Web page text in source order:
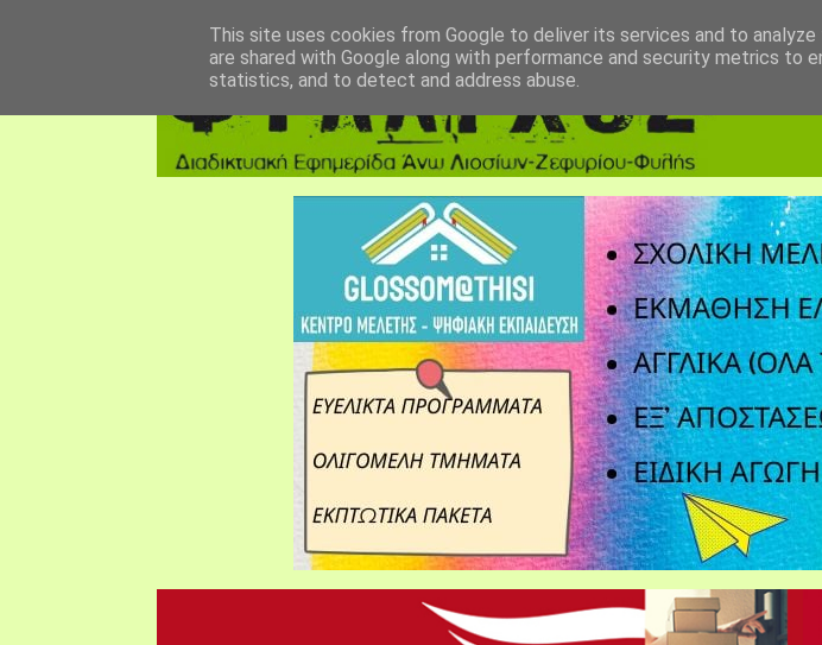
This site uses cookies from Google to deliver its services and to
are shared with Google along with performance and security metrics to
statistics, and to detect and address abuse.